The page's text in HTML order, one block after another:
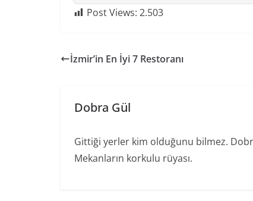
Post Views: 2.503
İzmir’in En İyi 7 Restoranı
Dobra Gül
Gittiği yerler kim olduğunu bilmez.
Mekanların korkulu rüyası.